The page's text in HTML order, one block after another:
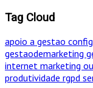
Tag Cloud
apoio a gestao
gestaodemarketing
internet marketing
produtividade rgpd